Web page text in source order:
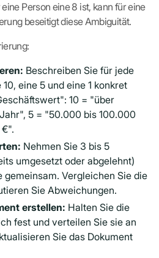
Person eine 8 ist, kann für eine
beseitigt diese Ambiguität.
Beschreiben Sie für jede
eine 5 und eine 1 konkret
10 = "über
5 = "50.000 bis 100.000
Nehmen Sie 3 bis 5
umgesetzt oder abgelehnt)
gemeinsam. Vergleichen Sie die
Sie Abweichungen.
erstellen: Halten Sie die
fest und verteilen Sie sie an
Sie das Dokument